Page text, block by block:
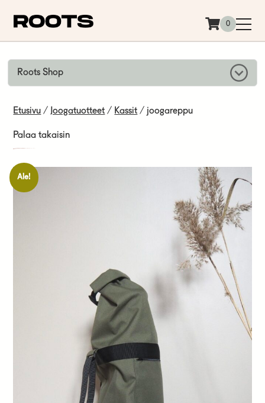
0
Roots Shop
Etusivu / Joogatuotteet / Kassit / joogareppu
Palaa takaisin
Ale!